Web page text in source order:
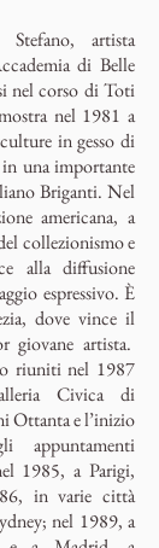
artista
di Belle
nel corso di Toti
nel 1981 a
in gesso di
una importante
Briganti. Nel
americana, a
collezionismo e
alla diffusione
espressivo. È
dove vince il
giovane artista.
riuniti nel 1987
Civica di
Ottanta e l’inizio
appuntamenti
1985, a Parigi,
in varie città
nel 1989, a